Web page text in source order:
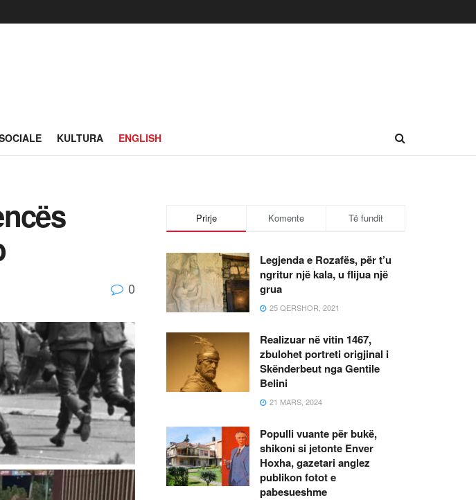
KULTURA ENGLISH
0
Prirje Komente Të fundit
Legjenda e Rozafës, për t’u
ngritur një kala, u flijua një
grua
25 QERSHOR, 2021
Realizuar në vitin 1467,
zbulohet portreti origjinal i
Skënderbeut nga Gentile
Belini
21 MARS, 2024
Populli vuante për bukë,
shikoni si jetonte Enver
Hoxha, gazetari anglez
publikon fotot e
pabesueshme